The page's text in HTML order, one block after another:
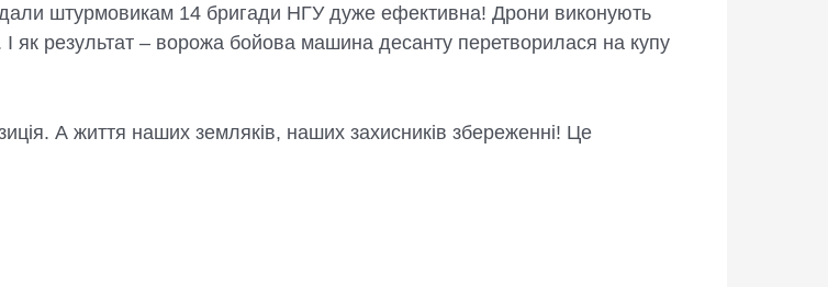
штурмовикам 14 бригади НГУ дуже ефективна! Дрони виконують
І як результат – ворожа бойова машина десанту перетворилася на купу
А життя наших земляків, наших захисників збереженні! Це